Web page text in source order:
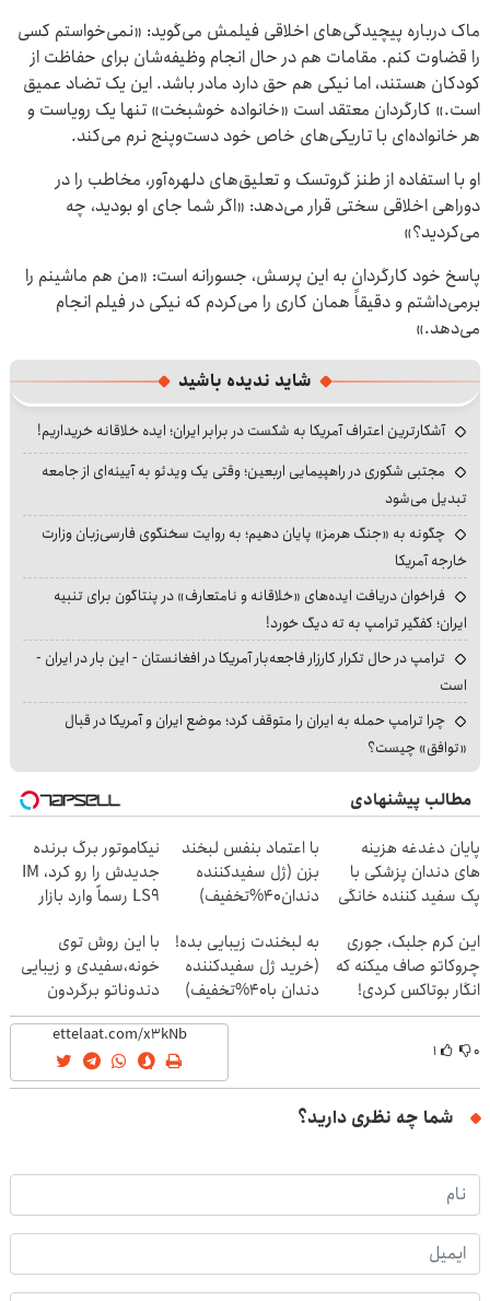
ماک درباره پیچیدگی‌های اخلاقی فیلمش می‌گوید: «نمی‌خواستم کسی
را قضاوت کنم. مقامات هم در حال انجام وظیفه‌شان برای حفاظت از
کودکان هستند، اما نیکی هم حق دارد مادر باشد. این یک تضاد عمیق
است.» کارگردان معتقد است «خانواده خوشبخت» تنها یک رویاست و
هر خانواده‌ای با تاریکی‌های خاص خود دست‌وپنج نرم می‌کند.
او با استفاده از طنز گروتسک و تعلیق‌های دلهره‌آور، مخاطب را در
دوراهی اخلاقی سختی قرار می‌دهد: «اگر شما جای او بودید، چه
می‌کردید؟»
پاسخ خود کارگردان به این پرسش، جسورانه است: «من هم ماشینم را
برمی‌داشتم و دقیقاً همان کاری را می‌کردم که نیکی در فیلم انجام
می‌دهد.»
شاید ندیده باشید
آشکارترین اعتراف آمریکا به شکست در برابر ایران؛ ایده خلاقانه خریداریم!
مجتبی شکوری در راهپیمایی اربعین؛ وقتی یک ویدئو به آیینه‌ای از جامعه
تبدیل می‌شود
چگونه به «جنگ هرمز» پایان دهیم؛ به روایت سخنگوی فارسی‌زبان وزارت
خارجه آمریکا
فراخوان دریافت ایده‌های «خلاقانه و نامتعارف» در پنتاگون برای تنبیه
ایران؛ کفگیر ترامپ به ته دیگ خورد!
ترامپ در حال تکرار کارزار فاجعه‌بار آمریکا در افغانستان - این بار در ایران -
است
چرا ترامپ حمله به ایران را متوقف کرد؛ موضع ایران و آمریکا در قبال
«توافق» چیست؟
مطالب پیشنهادی
پایان دغدغه هزینه
های دندان پزشکی با
پک سفید کننده خانگی
با اعتماد بنفس لبخند
بزن (ژل سفیدکننده
دندان40%تخفیف)
نیکاموتور برگ برنده
جدیدش را رو کرد، IM
LS9 رسماً وارد بازار
این کرم جلبک، جوری
چروکاتو صاف میکنه که
انگار بوتاکس کردی!
(تخفیف ویژه)
به لبخندت زیبایی بده!
(خرید ژل سفیدکننده
دندان با40%تخفیف)
با این روش توی
خونه،سفیدی و زیبایی
دندوناتو برگردون
(40%off)
۰ ۱
شما چه نظری دارید؟